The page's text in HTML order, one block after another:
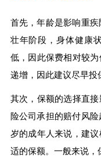
首先，年龄是影响重
壮年阶段，身体健康
低，因此保费相对较
递增，因此建议尽早投
其次，保额的选择直
险公司承担的赔付风
岁的成年人来说，建
适的保额。一般来说